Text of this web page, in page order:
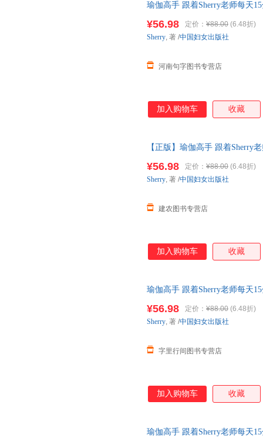
瑜伽高手 跟着Sherry老师每天
¥56.98 定价： ¥88.00 (6.48折)
河南句字图书专营店
Sherry, 著 /中国妇女出版社
加入购物车 收藏
【正版】瑜伽高手 跟着Sherry
¥56.98 定价： ¥88.00 (6.48折)
建农图书专营店
Sherry, 著 /中国妇女出版社
加入购物车 收藏
瑜伽高手 跟着Sherry老师每天
¥56.98 定价： ¥88.00 (6.48折)
字里行间图书专营店
Sherry, 著 /中国妇女出版社
加入购物车 收藏
瑜伽高手 跟着Sherry老师每天